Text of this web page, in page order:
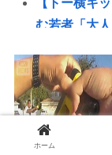
む若者「大
昔のおまい
や！」👈こ
【悲報】3大
【画像】
ホーム